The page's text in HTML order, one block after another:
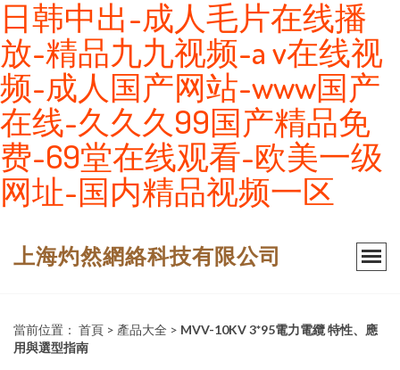
日韩中出-成人毛片在线播
放-精品九九视频-a v在线视
频-成人国产网站-www国产
在线-久久久99国产精品免
费-69堂在线观看-欧美一级
网址-国内精品视频一区
上海灼然網絡科技有限公司
當前位置： 首頁 > 產品大全 > MVV-10KV 3*95電力電纜 特性、應
用與選型指南